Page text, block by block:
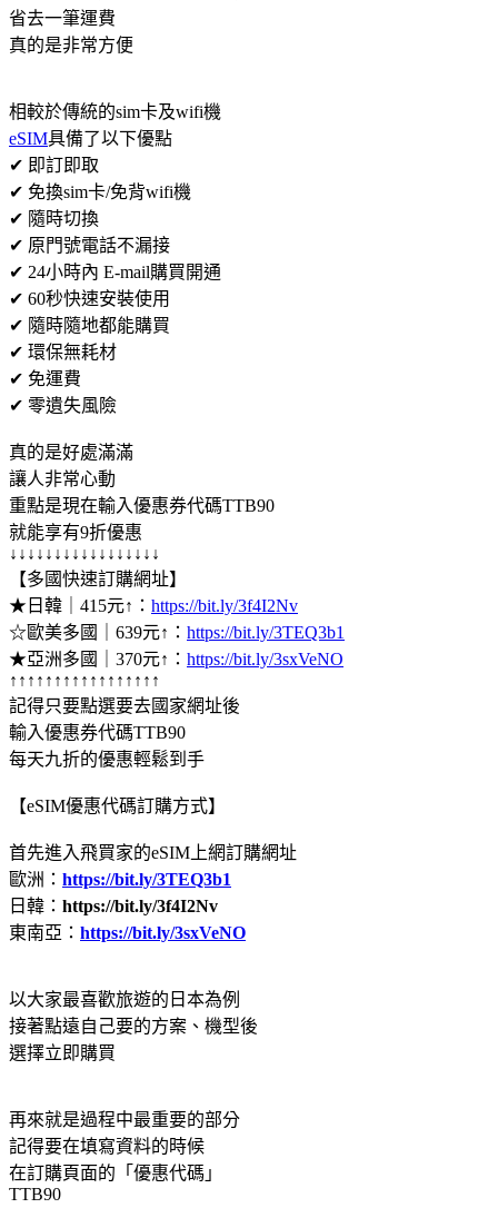
省去一筆運費
真的是非常方便
相較於傳統的sim卡及wifi機
eSIM具備了以下優點
✔ 即訂即取
✔ 免換sim卡/免背wifi機
✔ 隨時切換
✔ 原門號電話不漏接
✔ 24小時內 E-mail購買開通
✔ 60秒快速安裝使用
✔ 隨時隨地都能購買
✔ 環保無耗材
✔ 免運費
✔ 零遺失風險
真的是好處滿滿
讓人非常心動
重點是現在輸入優惠券代碼TTB90
就能享有9折優惠
↓↓↓↓↓↓↓↓↓↓↓↓↓↓↓↓↓
【多國快速訂購網址】
★日韓｜415元↑： https://bit.ly/3f4I2Nv
☆歐美多國｜639元↑： https://bit.ly/3TEQ3b1
★亞洲多國｜370元↑： https://bit.ly/3sxVeNO
↑↑↑↑↑↑↑↑↑↑↑↑↑↑↑↑↑
記得只要點選要去國家網址後
輸入優惠券代碼TTB90
每天九折的優惠輕鬆到手
【eSIM優惠代碼訂購方式】
首先進入飛買家的eSIM上網訂購網址
歐洲： https://bit.ly/3TEQ3b1
日韓： https://bit.ly/3f4I2Nv
東南亞： https://bit.ly/3sxVeNO
以大家最喜歡旅遊的日本為例
接著點遠自己要的方案、機型後
選擇立即購買
再來就是過程中最重要的部分
記得要在填寫資料的時候
在訂購頁面的「優惠代碼」
TTB90